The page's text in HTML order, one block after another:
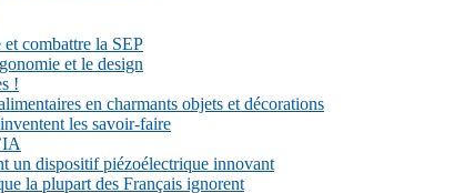
combattre la SEP
et le design
!
en charmants objets et décorations
les savoir-faire
un dispositif piézoélectrique innovant
la plupart des Français ignorent